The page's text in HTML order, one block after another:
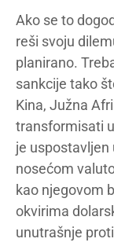
Ako se to
reši svoju
planirano.
sankcije tako
Kina, Južna
transformisati
je uspostavljen
nosećom
kao njegovom
okvirima
unutrašnje